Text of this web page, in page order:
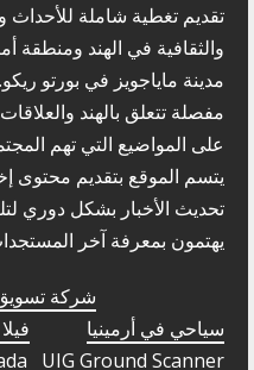
تقديم تغطية شاملة للأحداث
والثقافية في الهند ومنطقة
مدينة ماياجويز في بورتو
مفصلة تتعلق بالهند
على المواضيع التي تهم
يتسم الموقع بتقديم محتوى
تحديث الأخبار بشكل دوري
يهتمون بمعرفة آخر
شركة
سياحي في أرمينيا
UIG Ground Scanner